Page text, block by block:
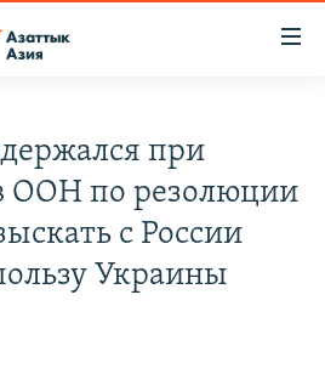
при
ООН по резолюции
с России
Украины